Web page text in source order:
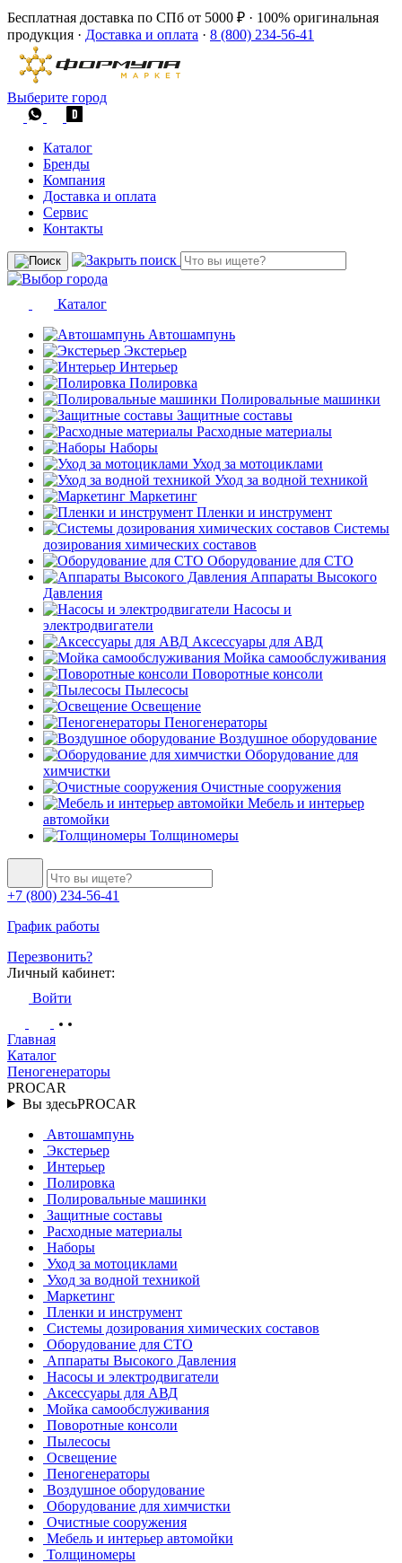
Бесплатная доставка по СПб от 5000 ₽ · 100% оригинальная
продукция · Доставка и оплата · 8 (800) 234-56-41
Выберите город
Каталог
Бренды
Компания
Доставка и оплата
Сервис
Контакты
Каталог
Автошампунь
Экстерьер
Интерьер
Полировка
Полировальные машинки
Защитные составы
Расходные материалы
Наборы
Уход за мотоциклами
Уход за водной техникой
Маркетинг
Пленки и инструмент
Системы
дозирования химических составов
Оборудование для СТО
Аппараты Высокого
Давления
Насосы и
электродвигатели
Аксессуары для АВД
Мойка самообслуживания
Поворотные консоли
Пылесосы
Освещение
Пеногенераторы
Воздушное оборудование
Оборудование для
химчистки
Очистные сооружения
Мебель и интерьер
автомойки
Толщиномеры
+7 (800) 234-56-41
График работы
Перезвонить?
Личный кабинет:
Войти
Главная
Каталог
Пеногенераторы
PROCAR
Вы здесьPROCAR
Автошампунь
Экстерьер
Интерьер
Полировка
Полировальные машинки
Защитные составы
Расходные материалы
Наборы
Уход за мотоциклами
Уход за водной техникой
Маркетинг
Пленки и инструмент
Системы дозирования химических составов
Оборудование для СТО
Аппараты Высокого Давления
Насосы и электродвигатели
Аксессуары для АВД
Мойка самообслуживания
Поворотные консоли
Пылесосы
Освещение
Пеногенераторы
Воздушное оборудование
Оборудование для химчистки
Очистные сооружения
Мебель и интерьер автомойки
Толщиномеры